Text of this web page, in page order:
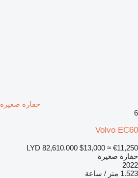
حفارة صغيرة Volvo EC60
6
Volvo EC60
LYD 82,610.000 $13,000 ≈ €11,250
حفارة صغيرة
2022
1.523 متر / ساعة